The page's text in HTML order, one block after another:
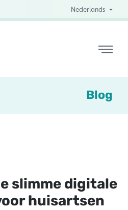
Nederlands
Blog
slimme digitale
huisartsen